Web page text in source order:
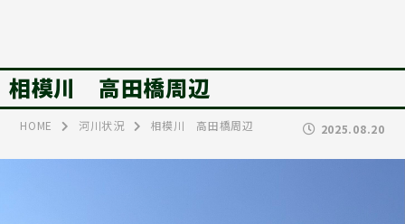
相模川 高田橋周辺
HOME 河川状況 相模川 高田橋周辺 2025.08.20